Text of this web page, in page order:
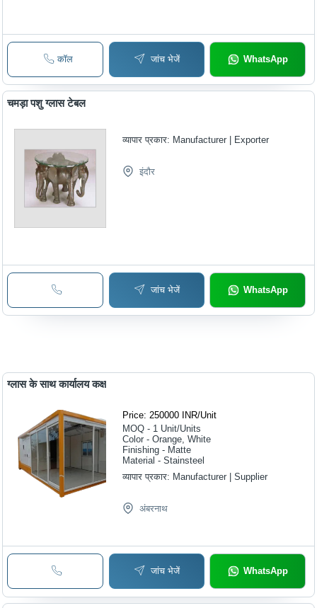
कॉल जांच भेजें WhatsApp
चमड़ा पशु ग्लास टेबल
व्यापार प्रकार: Manufacturer | Exporter
इंदौर
जांच भेजें WhatsApp
ग्लास के साथ कार्यालय कक्ष
Price: 250000 INR/Unit
MOQ - 1 Unit/Units
Color - Orange, White
Finishing - Matte
Material - Stainsteel
व्यापार प्रकार: Manufacturer | Supplier
अंबरनाथ
जांच भेजें WhatsApp